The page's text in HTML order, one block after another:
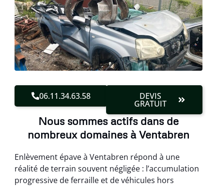
06.11.34.63.58 DEVIS
GRATUIT
Nous sommes actifs dans de
nombreux domaines à Ventabren
Enlèvement épave à Ventabren répond à une
réalité de terrain souvent négligée : l’accumulation
progressive de ferraille et de véhicules hors